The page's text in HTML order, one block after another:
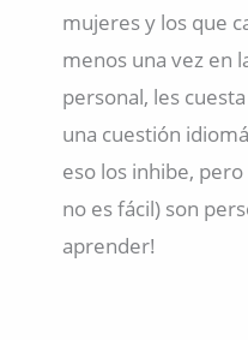
mujeres y los que
menos una vez en
personal, les
una cuestión
eso los inhibe,
no es fácil) son
aprender!